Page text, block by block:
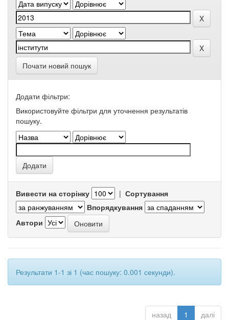
Почати новий пошук
Додати фільтри:
Використовуйте фільтри для уточнення результатів
пошуку.
Вивести на сторінку | Сортування
Впорядкування
Автори
Результати 1-1 зі 1 (час пошуку: 0.001 секунди).
назад 1 далі